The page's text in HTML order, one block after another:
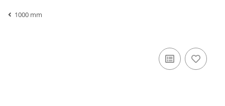
1000 mm